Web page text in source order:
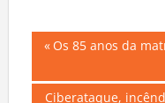
de
Previous
Os 85 anos da
Next
Ciberataque,